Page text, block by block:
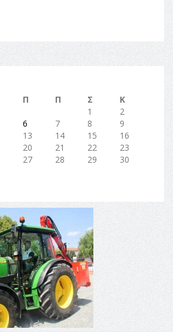
Π Π Σ
Κ
1
2
6 7 8
9
13 14 15
16
20 21 22
23
27 28 29
30